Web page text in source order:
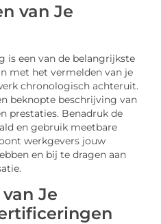
van Je
is een van de belangrijkste
met het vermelden van je
chronologisch achteruit.
beknopte beschrijving van
prestaties. Benadruk de
en gebruik meetbare
werkgevers jouw
en bij te dragen aan
Je